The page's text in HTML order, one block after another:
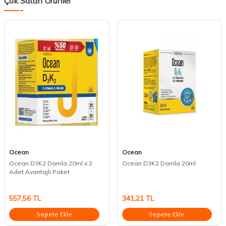
Ocean
Ocean D3K2 Damla 20ml x 2
Adet Avantajlı Paket
557,56TL
Sepete Ekle
Ocean
Ocean D3K2 Damla 20ml
341,21TL
Sepete Ekle